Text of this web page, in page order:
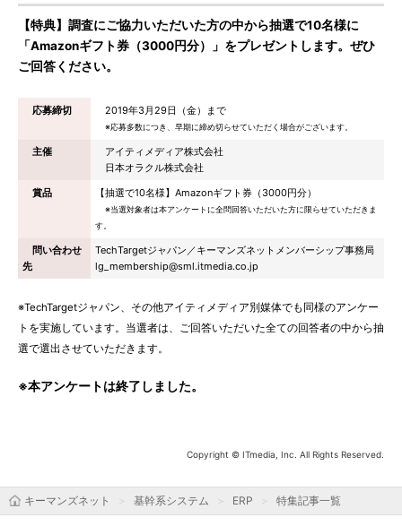
【特典】調査にご協力いただいた方の中から抽選で10名様に
「Amazonギフト券（3000円分）」をプレゼントします。ぜひ
ご回答ください。
応募締切 2019年3月29日（金）まで
※応募多数につき、早期に締め切らせていただく場合がございます。
主催
アイティメディア株式会社
日本オラクル株式会社
賞品
【抽選で10名様】Amazonギフト券（3000円分）
※当選対象者は本アンケートに全問回答いただいた方に限らせていただきま
す。
問い合わせ
先
TechTargetジャパン／キーマンズネットメンバーシップ事務局
lg_membership@sml.itmedia.co.jp
※TechTargetジャパン、その他アイティメディア別媒体でも同様のアンケー
トを実施しています。当選者は、ご回答いただいた全ての回答者の中から抽
選で選出させていただきます。
※本アンケートは終了しました。
Copyright © ITmedia, Inc. All Rights Reserved.
キーマンズネット 基幹系システム ERP 特集記事一覧